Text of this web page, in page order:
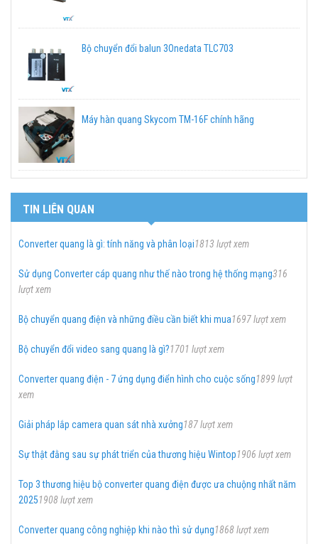
Bộ chuyển đổi balun 3Onedata TLC703
Máy hàn quang Skycom TM-16F chính hãng
TIN LIÊN QUAN
Converter quang là gì: tính năng và phân loại1813 lượt xem
Sử dụng Converter cáp quang như thế nào trong hệ thống mạng316
lượt xem
Bộ chuyển quang điện và những điều cần biết khi mua1697 lượt xem
Bộ chuyển đổi video sang quang là gì?1701 lượt xem
Converter quang điện - 7 ứng dụng điển hình cho cuộc sống1899 lượt
xem
Giải pháp lắp camera quan sát nhà xưởng187 lượt xem
Sự thật đằng sau sự phát triển của thương hiệu Wintop1906 lượt xem
Top 3 thương hiệu bộ converter quang điện được ưa chuộng nhất năm
20251908 lượt xem
Converter quang công nghiệp khi nào thì sử dụng1868 lượt xem